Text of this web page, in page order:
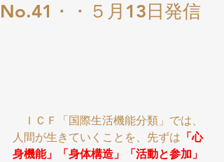
No.41・・５月13日発信
ＩＣＦ「国際生活機能分類」では、
人間が生きていくことを、先ずは 「心
身機能」「身体構造」「活動と参加」